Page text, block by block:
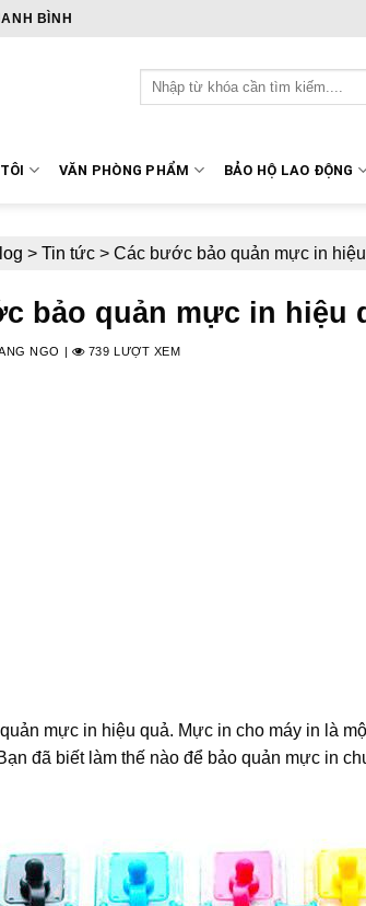
BÌNH
Tìm
kiếm:
VĂN PHÒNG PHẨM BẢO HỘ LAO ĐỘNG
> Tin tức > Các bước bảo quản mực in
bảo quản mực in hiệu
NGO 739 LƯỢT XEM
mực in hiệu quả. Mực in cho máy in là
đã biết làm thế nào để bảo quản mực in